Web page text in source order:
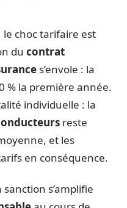
le choc tarifaire est
du contrat
s’envole : la
% la première année.
individuelle : la
reste
et les
en conséquence.
sanction s’amplifie